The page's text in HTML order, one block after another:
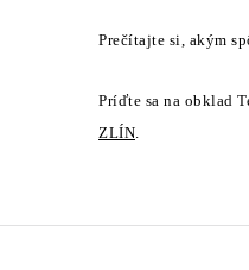
Prečítajte si, akým
Príďte sa na obklad
ZLÍN